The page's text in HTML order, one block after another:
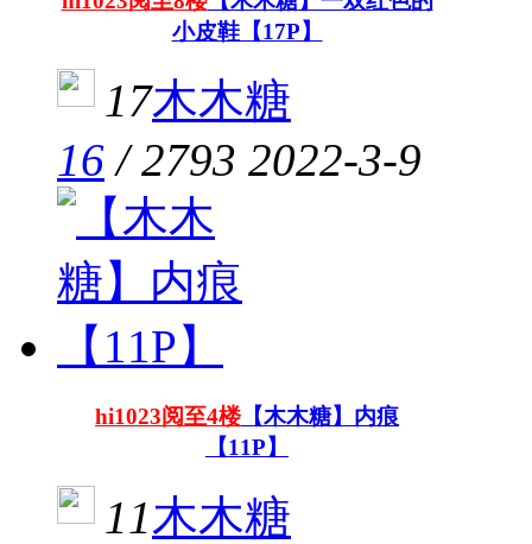
小皮鞋【17P】
17木木糖
16 /2793 2022-3-9
hi1023阅至4楼【木木糖】内痕
【11P】
11木木糖